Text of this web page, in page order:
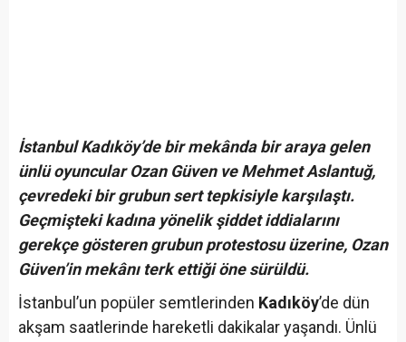
İstanbul Kadıköy’de bir mekânda bir araya gelen
ünlü oyuncular Ozan Güven ve Mehmet Aslantuğ,
çevredeki bir grubun sert tepkisiyle karşılaştı.
Geçmişteki kadına yönelik şiddet iddialarını
gerekçe gösteren grubun protestosu üzerine, Ozan
Güven’in mekânı terk ettiği öne sürüldü.
İstanbul’un popüler semtlerinden Kadıköy’de dün
akşam saatlerinde hareketli dakikalar yaşandı. Ünlü